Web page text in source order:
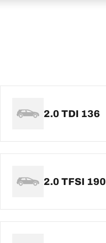
2.0 TDI 136
2.0 TFSI 190